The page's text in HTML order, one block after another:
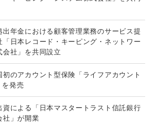
出年金における顧客管理業務のサービス提
「日本レコード・キーピング・ネットワー
会社」を共同設立
初のアカウント型保険「ライフアカウント
を発売
資による「日本マスタートラスト信託銀行
社」が開業